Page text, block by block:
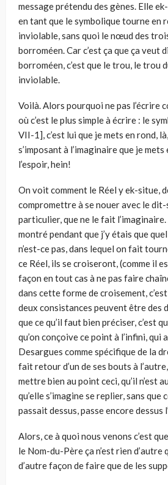
message prétendu des gènes. Elle
en tant que le symbolique tourne en
inviolable, sans quoi le nœud des
borroméen. Car c’est ça que ça veut
borroméen, c’est que le trou, le trou
inviolable.
Voilà. Alors pourquoi ne pas l’écrire
où c’est le plus simple à écrire : le
VII-1], c’est lui que je mets en rond,
s’imposant à l’imaginaire que je
l’espoir, hein!
On voit comment le Réel y ek-situe,
compromettre à se nouer avec le dit-
particulier, que ne le fait
montré pendant que j’y étais que
n’est-ce pas, dans lequel on fait
ce Réel, ils se croiseront, (comme il
façon en tout cas à ne pas faire
dans cette forme de croisement,
deux consistances peuvent être des
que ce qu’il faut bien préciser, c’est
qu’on conçoive ce point à l’infini, qui
Desargues comme spécifique de la
fait retour d’un de ses bouts à
mettre bien au point ceci, qu’il n’est
qu’elle s’imagine se replier, sans que
passait dessus, passe encore dessus
Alors, ce à quoi nous venons c’est
le Nom-du-Père ça n’est rien d’autre
d’autre façon de faire que de les